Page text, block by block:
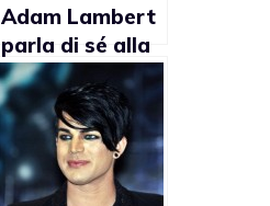
Adam Lambert
parla di sé alla
CBC Radio